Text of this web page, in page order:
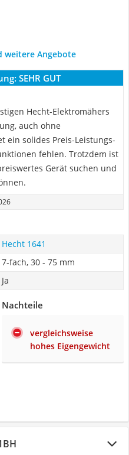
weitere Angebote
SEHR GUT
Hecht-Elektromähers
auch ohne
ein solides Preis-Leistungs-
fehlen. Trotzdem ist
Gerät suchen und
Hecht 1641
7-fach, 30 - 75 mm
Ja
Nachteile
vergleichsweise
hohes Eigengewicht